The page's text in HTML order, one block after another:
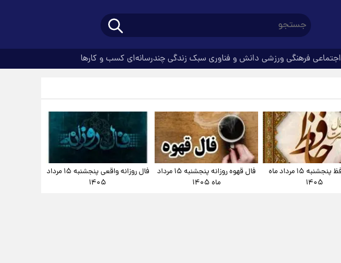
اجتماعی فرهنگیورزشی دانش و فناوری سبک زندگیچندرسانه‌ای کسب و کارها
فال حافظ پنجشنبه ۱۵ مرداد ماه
۱۴۰۵
فال قهوه روزانه پنجشنبه ۱۵ مرداد
ماه ۱۴۰۵
فال روزانه واقعی پنجشنبه ۱۵ مرداد
۱۴۰۵